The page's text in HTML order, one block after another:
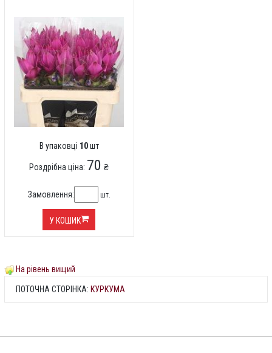
В упаковці 10шт
Роздрібна ціна: 70 ₴
Замовлення: шт.
У КОШИК
На рівень вищий
ПОТОЧНА СТОРІНКА: КУРКУМА